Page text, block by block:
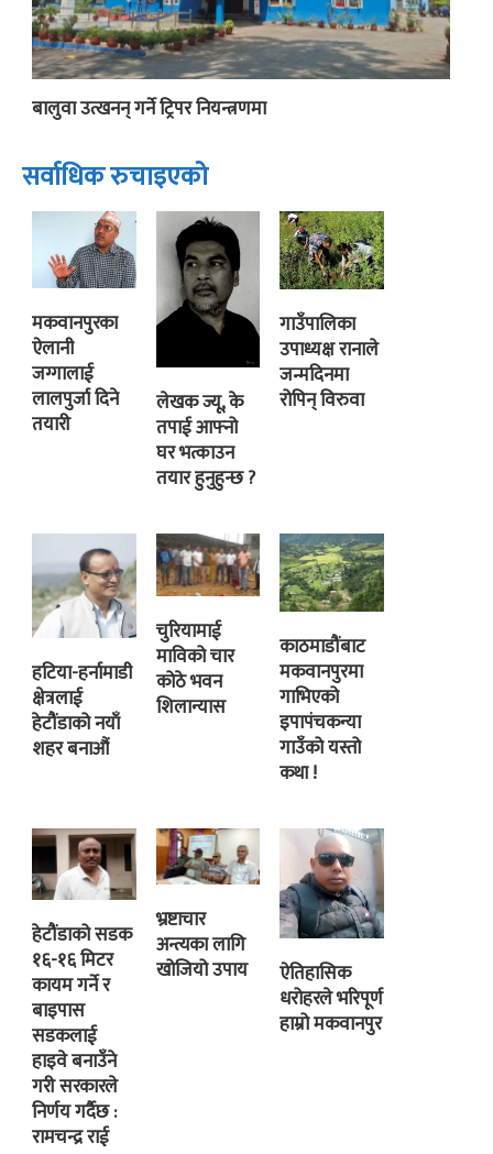
बालुवा उत्खनन् गर्ने ट्रिपर नियन्त्रणमा
सर्वाधिक रुचाइएको
मकवानपुरका
ऐलानी
जग्गालाई
लालपुर्जा दिने
तयारी
लेखक ज्यू, के
तपाई आफ्नो
घर भत्काउन
तयार हुनुहुन्छ ?
गाउँपालिका
उपाध्यक्ष रानाले
जन्मदिनमा
रोपिन् विरुवा
हटिया-हर्नामाडी
क्षेत्रलाई
हेटौंडाको नयाँ
शहर बनाऔं
चुरियामाई
माविको चार
कोठे भवन
शिलान्यास
काठमाडौंबाट
मकवानपुरमा
गाभिएको
इपापंचकन्या
गाउँको यस्तो
कथा !
हेटौंडाको सडक
१६-१६ मिटर
कायम गर्ने र
बाइपास
सडकलाई
हाइवे बनाउँने
गरी सरकारले
निर्णय गर्दैछ :
रामचन्द्र राई
भ्रष्टाचार
अन्त्यका लागि
खोजियो उपाय
ऐतिहासिक
धरोहरले भरिपूर्ण
हाम्रो मकवानपुर